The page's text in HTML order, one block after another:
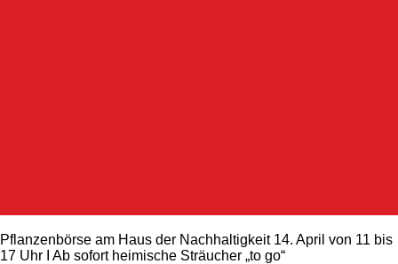
Pflanzenbörse am Haus der Nachhaltigkeit 14. April von 11 bis
17 Uhr I Ab sofort heimische Sträucher „to go“